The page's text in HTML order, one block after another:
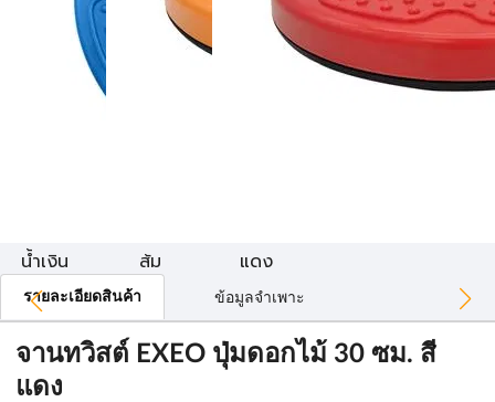
น้ำเงิน ส้ม แดง
รายละเอียดสินค้า ข้อมูลจำเพาะ
จานทวิสต์ EXEO ปุ่มดอกไม้ 30 ซม. สี
แดง